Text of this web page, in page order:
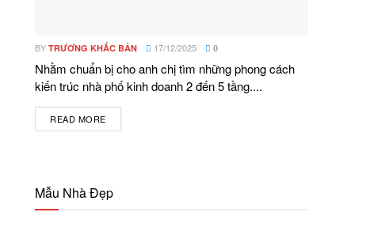
BY TRƯƠNG KHẮC BẢN 17/12/2025 0
Nhằm chuẩn bị cho anh chị tìm những phong cách
kiến trúc nhà phố kinh doanh 2 đến 5 tầng....
READ MORE
Mẫu Nhà Đẹp